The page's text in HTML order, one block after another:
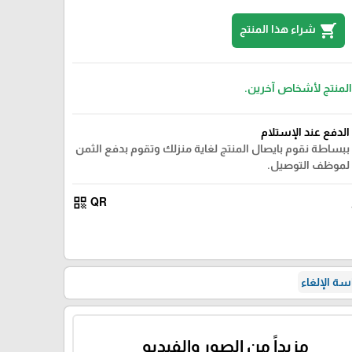
shopping_cart شراء هذا المنتج
لأشخاص آخرين.
الدفع عند الإستلام
ببساطة نقوم بايصال المنتج لغاية منزلك وتقوم بدفع الثمن
لموظف التوصيل.
QR
qr_code
الإلغاء
مزيداً من الصور والفيديو